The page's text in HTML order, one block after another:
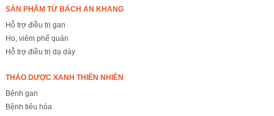
SẢN PHẨM TỪ BÁCH AN KHANG
Hỗ trợ điều trị gan
Ho, viêm phế quản
Hỗ trợ điều trị dạ dày
THẢO DƯỢC XANH THIÊN NHIÊN
Bệnh gan
Bệnh tiêu hóa